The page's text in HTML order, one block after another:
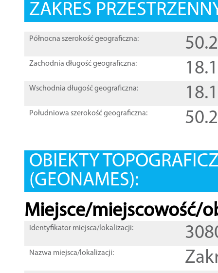
ZAKRES
Północna szerokość geograficzna:
Zachodnia długość geograficzna:
Wschodnia długość geograficzna:
Południowa szerokość geograficzna:
OBIEKTY
(GEONAMES):
Miejsce/miejscowość/
Identyfikator miejsca/lokalizacji:
Nazwa miejsca/lokalizacji: